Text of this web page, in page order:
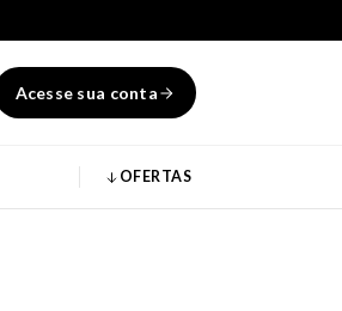
Acesse sua conta
OFERTAS